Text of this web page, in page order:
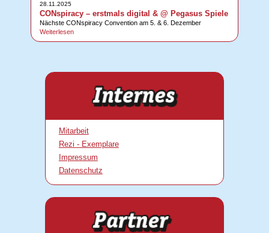
28.11.2025
CONspiracy – erstmals digital & @ Pegasus Spiele
Nächste CONspiracy Convention am 5. & 6. Dezember
Weiterlesen
Mitarbeit
Rezi - Exemplare
Impressum
Datenschutz